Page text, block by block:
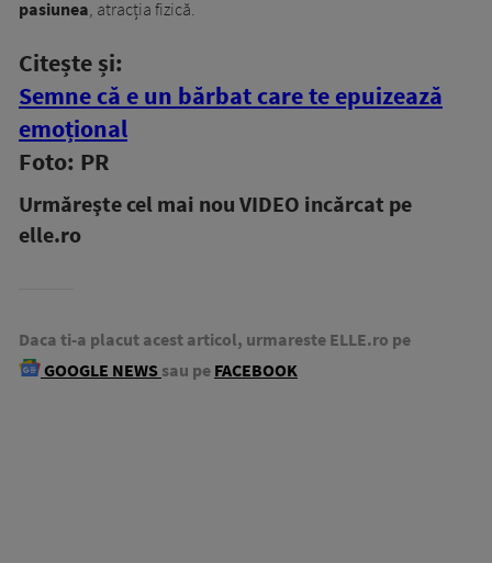
pasiunea, atracția fizică.
Citește și:
Semne că e un bărbat care te epuizează
emoțional
Foto: PR
Urmăreşte cel mai nou VIDEO incărcat pe
elle.ro
Daca ti-a placut acest articol, urmareste ELLE.ro pe
GOOGLE NEWS sau pe FACEBOOK